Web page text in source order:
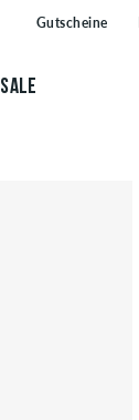
Gutscheine
SALE